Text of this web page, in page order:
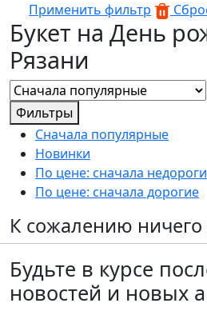
Применить фильтр
Букет на День
Рязани
Фильтры
Сначала популярные
Новинки
По цене: сначала
По цене: сначала дорогие
К сожалению ничего
Будьте в курсе
новостей и новых